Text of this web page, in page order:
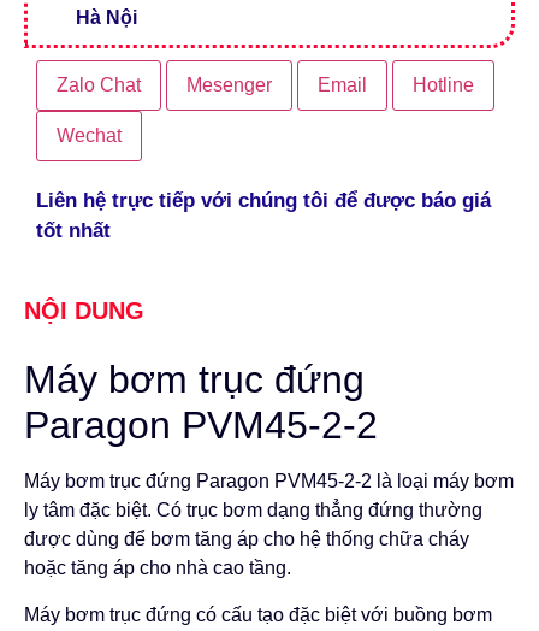
Hà Nội
Zalo Chat Mesenger Email Hotline
Wechat
Liên hệ trực tiếp với chúng tôi để được báo giá
tốt nhất
NỘI DUNG
Máy bơm trục đứng
Paragon PVM45-2-2
Máy bơm trục đứng Paragon PVM45-2-2 là loại máy bơm
ly tâm đặc biệt. Có trục bơm dạng thẳng đứng thường
được dùng để bơm tăng áp cho hệ thống chữa cháy
hoặc tăng áp cho nhà cao tầng.
Máy bơm trục đứng có cấu tạo đặc biệt với buồng bơm